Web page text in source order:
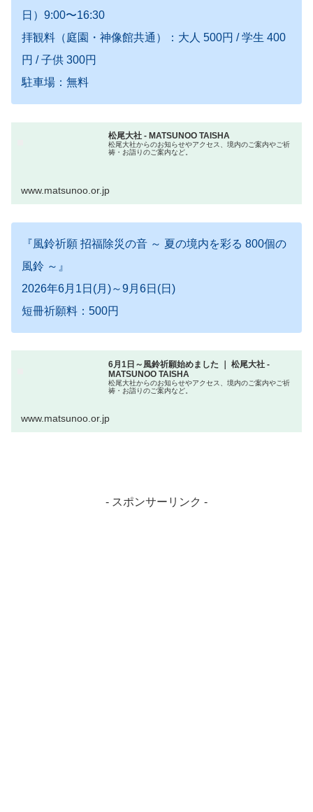
日）9:00〜16:30
拝観料（庭園・神像館共通）：大人 500円 / 学生 400
円 / 子供 300円
駐車場：無料
松尾大社 - MATSUNOO TAISHA
松尾大社からのお知らせやアクセス、境内のご案内やご祈
祷・お詣りのご案内など。
www.matsunoo.or.jp
『風鈴祈願 招福除災の音 ～ 夏の境内を彩る 800個の
風鈴 ～』
2026年6月1日(月)～9月6日(日)
短冊祈願料：500円
6月1日～風鈴祈願始めました ｜ 松尾大社 -
MATSUNOO TAISHA
松尾大社からのお知らせやアクセス、境内のご案内やご祈
祷・お詣りのご案内など。
www.matsunoo.or.jp
- スポンサーリンク -